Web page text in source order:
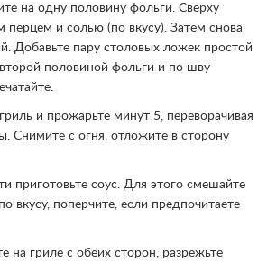
на одну половину фольги. Сверху
перцем и солью (по вкусу). Затем снова
Добавьте пару столовых ложек простой
половиной фольги и по шву
и прожарьте минут 5, переворачивая
Снимите с огня, отложите в сторону
приготовьте соус. Для этого смешайте
вкусу, поперчите, если предпочитаете
на гриле с обеих сторон, разрежьте